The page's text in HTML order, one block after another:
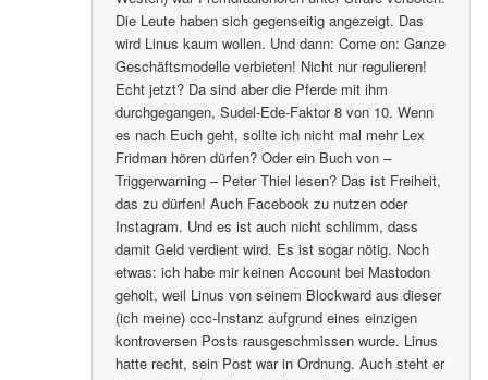
Die Leute haben sich gegenseitig angezeigt. Das
wird Linus kaum wollen. Und dann: Come on: Ganze
Geschäftsmodelle verbieten! Nicht nur regulieren!
Echt jetzt? Da sind aber die Pferde mit ihm
durchgegangen, Sudel-Ede-Faktor 8 von 10. Wenn
es nach Euch geht, sollte ich nicht mal mehr Lex
Fridman hören dürfen? Oder ein Buch von –
Triggerwarning – Peter Thiel lesen? Das ist Freiheit,
das zu dürfen! Auch Facebook zu nutzen oder
Instagram. Und es ist auch nicht schlimm, dass
damit Geld verdient wird. Es ist sogar nötig. Noch
etwas: ich habe mir keinen Account bei Mastodon
geholt, weil Linus von seinem Blockward aus dieser
(ich meine) ccc-Instanz aufgrund eines einzigen
kontroversen Posts rausgeschmissen wurde. Linus
hatte recht, sein Post war in Ordnung. Auch steht er